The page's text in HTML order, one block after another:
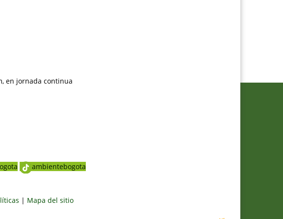
en jornada continua
ambientebogota
| Mapa del sitio